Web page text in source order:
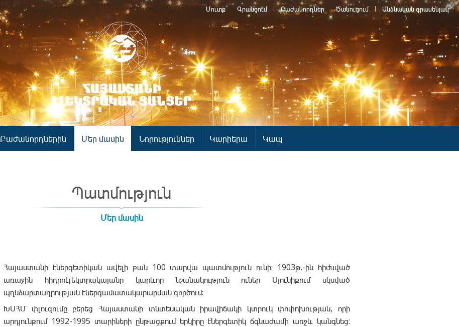
Մուտք Գրանցում Բաժանորդներ Ծանուցում Անձնական գրասենյակ
Բաժանորդներին Մեր մասին Նորություններ Կարիերա Կապ
Պատմություն
Մեր մասին
Հայաստանի էներգետիկան ավելի քան 100 տարվա պատմություն ունի: 1903թ.-ին հիմնված
առաջին հիդրոէլեկտրակայանը կարևոր նշանակություն ուներ Սյունիքում սկսված
պղնձարտադրության էներգամատակարարման գործում:
ԽՍՀՄ փլուզումը բերեց Հայաստանի տնտեսական իրավիճակի կտրուկ փոփոխության, որի
արդյունքում 1992-1995 տարիների ընթացքում երկիրը էներգետիկ ճգնաժամի առջև կանգնեց: